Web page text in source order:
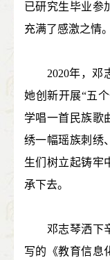
已研究生毕业参
充满了感激之情。
2020年，邓志
她创新开展“五
学唱一首民族歌
绣一幅瑶族刺绣
生们树立起铸牢
承下去。
邓志琴洒下辛
写的《教育信息